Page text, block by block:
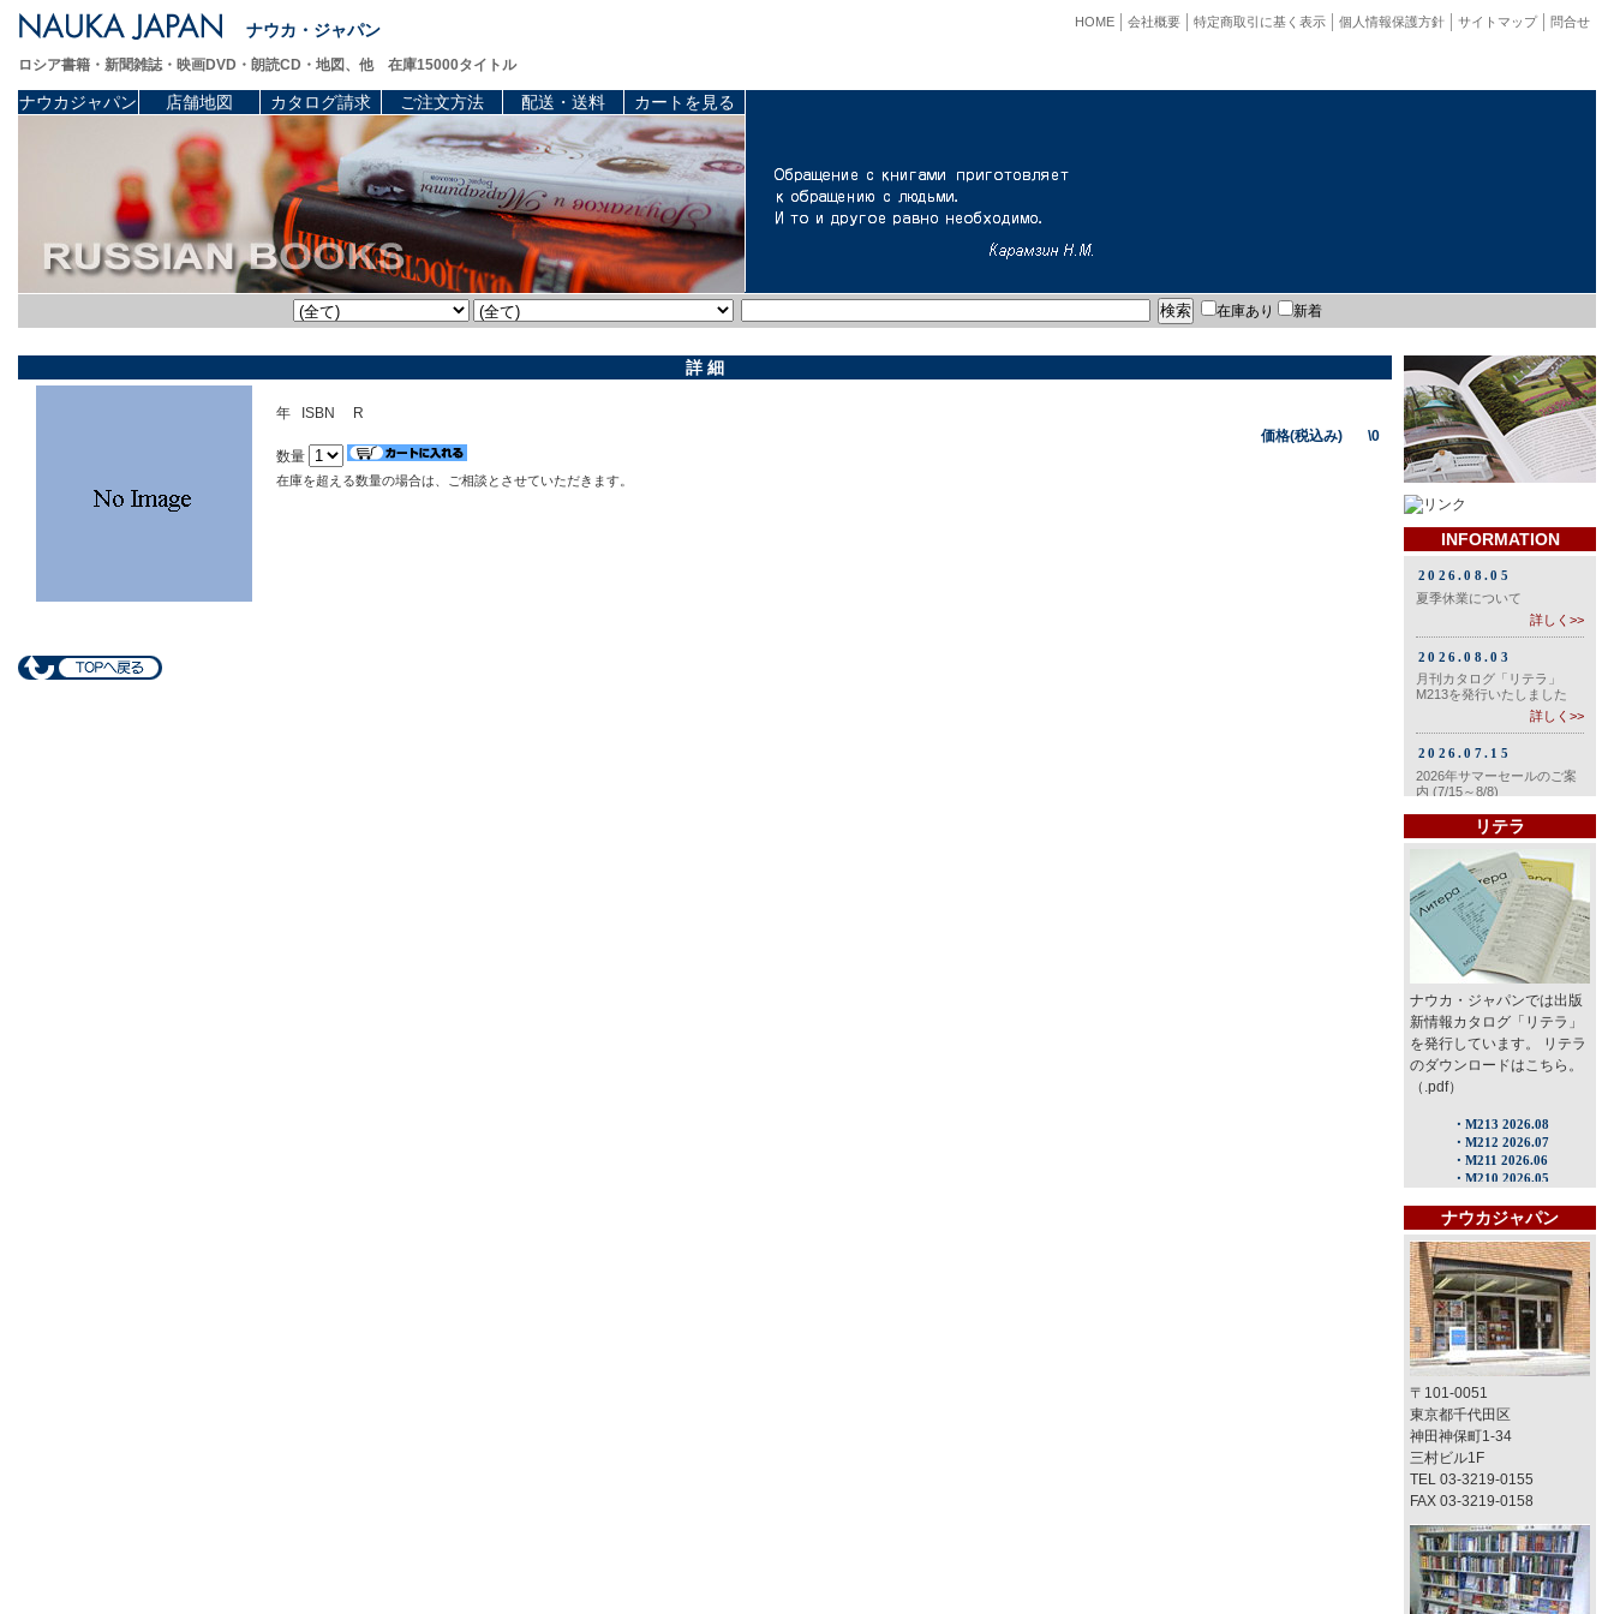
ナウカ・ジャパン 問合せ
サイトマップ
個人情報保護方針
特定商取引に基く表示
会社概要
HOME
ロシア書籍・新聞雑誌・映画DVD・朗読CD・地図、他 在庫15000タイトル
ナウカジャパン 店舗地図 カタログ請求 ご注文方法 配送・送料 カートを見る
在庫あり 新着
詳 細
年 ISBN R
価格(税込み) \0
数量
在庫を超える数量の場合は、ご相談とさせていただきます。
INFORMATION
リテラ
ナウカ・ジャパンでは出版
新情報カタログ「リテラ」
を発行しています。 リテラ
のダウンロードはこちら。
（.pdf）
ナウカジャパン
〒101-0051
東京都千代田区
神田神保町1-34
三村ビル1F
TEL 03-3219-0155
FAX 03-3219-0158